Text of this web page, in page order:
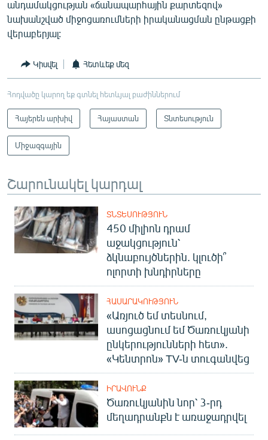
անդամակցության «ճանապարհային քարտեզով»
նախանշված միջոցառումների իրականացման ընթացքի
վերաբերյալ:
Կիսվել Հետևեք մեզ
Հոդվածը կարող եք գտնել հետևյալ բաժիններում
Հայերեն արխիվ Հայաստան Տնտեսություն
Միջազգային
Շարունակել կարդալ
ՏՆՏԵՍՈՒԹՅՈՒՆ
450 միլիոն դրամ
աջակցություն՝
ձկնաբույծներին. կլուծի՞
ոլորտի խնդիրները
ՀԱՍԱՐԱԿՈՒԹՅՈՒՆ
«Առյուծ եմ տեսնում,
ասոցացնում եմ Ծառուկյանի
ընկերությունների հետ».
«Կենտրոն» TV-ն տուգանվեց
ԻՐԱՎՈՒՆՔ
Ծառուկյանին նոր՝ 3-րդ
մեղադրանքն է առաջադրվել